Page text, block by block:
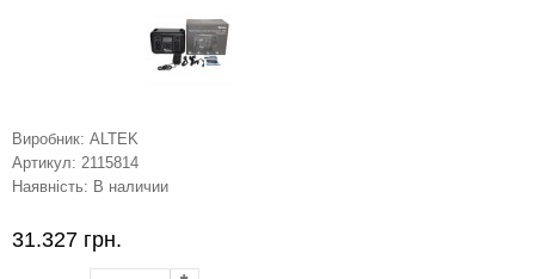
Виробник: ALTEK
Артикул: 2115814
Наявність: В наличии
31.327 грн.